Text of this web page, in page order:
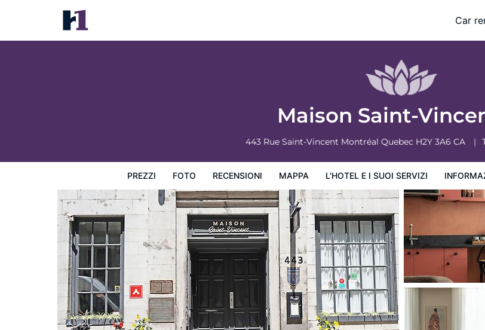
Car
Maison Saint-
443 Rue Saint-Vincent Montréal Quebec H2Y 3A6 CA
PREZZI FOTO RECENSIONI MAPPA L'HOTEL E I SUOI SERVIZI
Maison Saint-Vincent
Prezzi Condizioni dell'hotel